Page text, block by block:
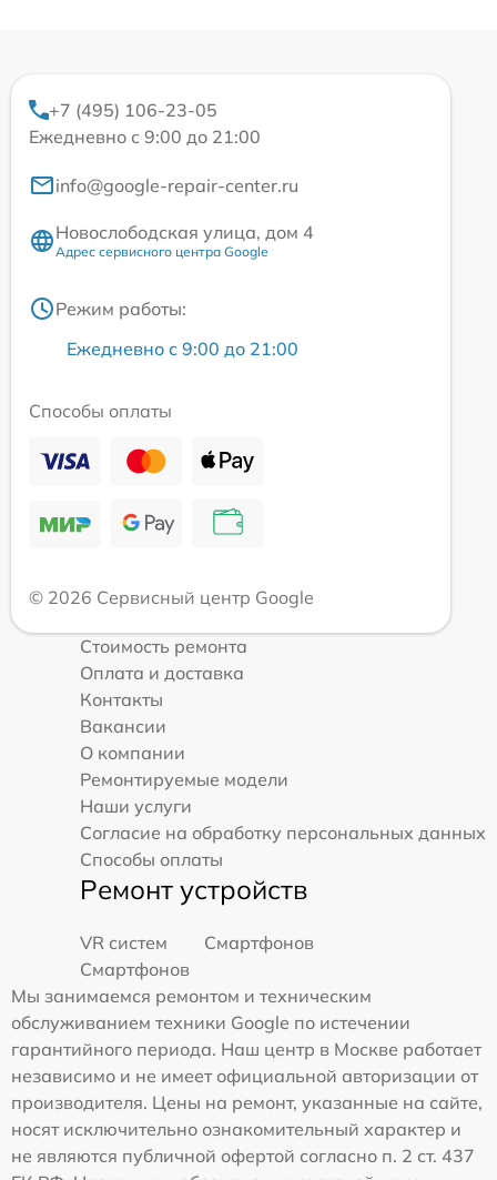
+7 (495) 106-23-05
Ежедневно с 9:00 до 21:00
info@google-repair-center.ru
Новослободская улица, дом 4
Адрес сервисного центра Google
Режим работы:
Ежедневно с 9:00 до 21:00
Способы оплаты
© 2026 Сервисный центр Google
Стоимость ремонта
Оплата и доставка
Контакты
Вакансии
О компании
Ремонтируемые модели
Наши услуги
Согласие на обработку персональных данных
Способы оплаты
Ремонт устройств
VR систем
Смартфонов
Смартфонов
Мы занимаемся ремонтом и техническим
обслуживанием техники Google по истечении
гарантийного периода. Наш центр в Москве работает
независимо и не имеет официальной авторизации от
производителя. Цены на ремонт, указанные на сайте,
носят исключительно ознакомительный характер и
не являются публичной офертой согласно п. 2 ст. 437